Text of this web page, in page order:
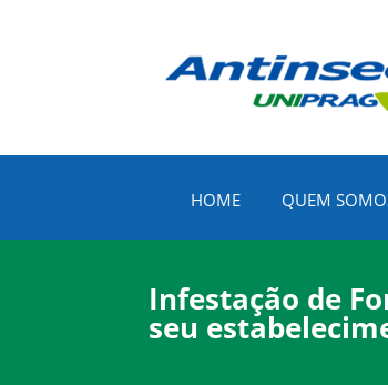
HOME QUEM
Infestação de
seu